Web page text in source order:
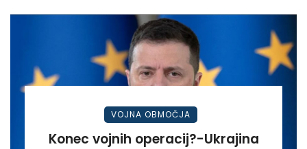
VOJNA OBMOČJA
Konec vojnih operacij?-Ukrajina